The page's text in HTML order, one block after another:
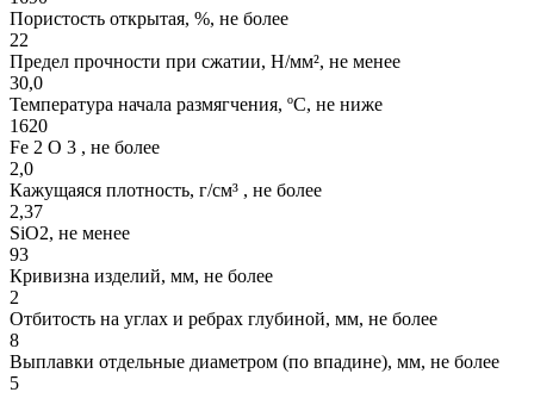
Пористость открытая, %, не более
22
Предел прочности при сжатии, Н/мм², не менее
30,0
Температура начала размягчения, ºС, не ниже
1620
Fe 2 O 3 , не более
2,0
Кажущаяся плотность, г/см³ , не более
2,37
SiO2, не менее
93
Кривизна изделий, мм, не более
2
Отбитость на углах и ребрах глубиной, мм, не более
8
Выплавки отдельные диаметром (по впадине), мм, не более
5